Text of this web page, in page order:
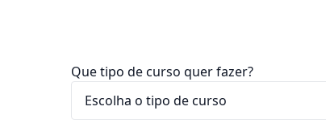
Que tipo de curso quer fazer?